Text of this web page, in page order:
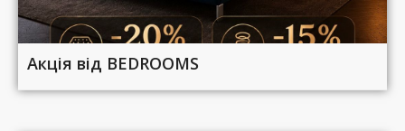
Акція від BEDROOMS